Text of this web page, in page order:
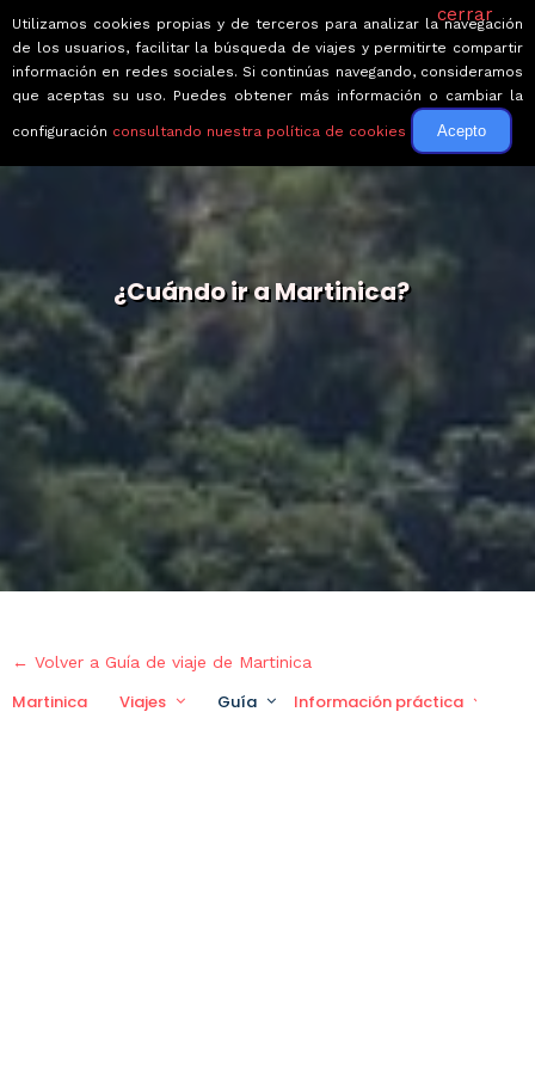
¿Cuándo ir a Martinica?
← Volver a Guía de viaje de Martinica
Martinica Viajes Guía Información práctica
cerrar
Utilizamos cookies propias y de terceros para analizar la navegación
de los usuarios, facilitar la búsqueda de viajes y permitirte compartir
información en redes sociales. Si continúas navegando, consideramos
que aceptas su uso. Puedes obtener más información o cambiar la
configuración consultando nuestra política de cookies Acepto